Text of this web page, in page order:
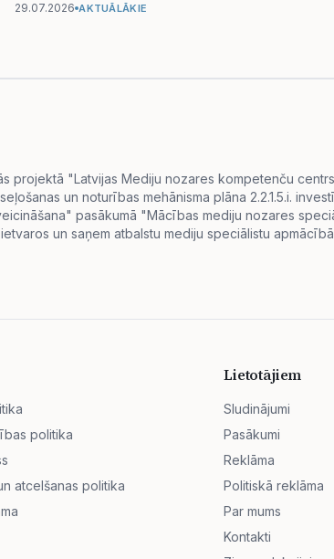
29.07.2026 AKTUĀLĀKIE
projektā "Latvijas Mediju nozares kompetenču
un noturības mehānisma plāna 2.2.1.5.i.
pasākumā "Mācības mediju nozares
un saņem atbalstu mediju speciālistu
politika
atcelšanas politika
Lietotājiem
Sludinājumi
Pasākumi
Reklāma
Politiskā reklāma
Par mums
Kontakti